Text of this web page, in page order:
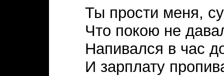
Ты прости меня,
Что покою не
Напивался в час
И зарплату